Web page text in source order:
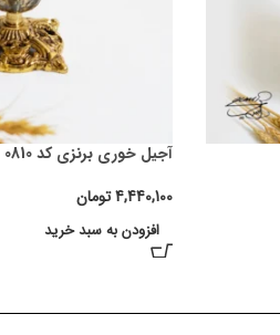
آجیل خوری برنزی کد 0810
4,440,100 تومان
افزودن به سبد خرید